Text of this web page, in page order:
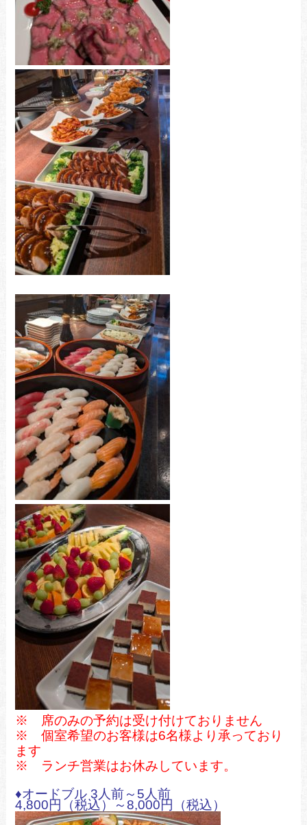
※ 席のみの予約は受け付けておりません
※ 個室希望のお客様は6名様より承っており
ます
※ ランチ営業はお休みしています。
♦オードブル 3人前～5人前
4,800円（税込）～8,000円（税込）